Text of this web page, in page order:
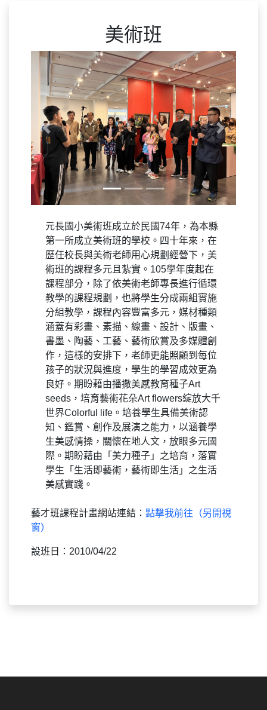
美術班
Previous Next
元長國小美術班成立於民國74年，為本縣
第一所成立美術班的學校。四十年來，在
歷任校長與美術老師用心規劃經營下，美
術班的課程多元且紮實。105學年度起在
課程部分，除了依美術老師專長進行循環
教學的課程規劃，也將學生分成兩組實施
分組教學，課程內容豐富多元，媒材種類
涵蓋有彩畫、素描、線畫、設計、版畫、
書墨、陶藝、工藝、藝術欣賞及多媒體創
作，這樣的安排下，老師更能照顧到每位
孩子的狀況與進度，學生的學習成效更為
良好。期盼藉由播撒美感教育種子Art
seeds，培育藝術花朵Art flowers綻放大千
世界Colorful life。培養學生具備美術認
知、鑑賞、創作及展演之能力，以涵養學
生美感情操，關懷在地人文，放眼多元國
際。期盼藉由「美力種子」之培育，落實
學生「生活即藝術，藝術即生活」之生活
美感實踐。
藝才班課程計畫網站連結： 點擊我前往（另開視
窗）
設班日：2010/04/22